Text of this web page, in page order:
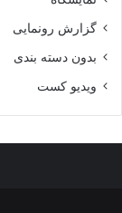
گزارش رونمایی
بدون دسته بندی
ویدیو کست